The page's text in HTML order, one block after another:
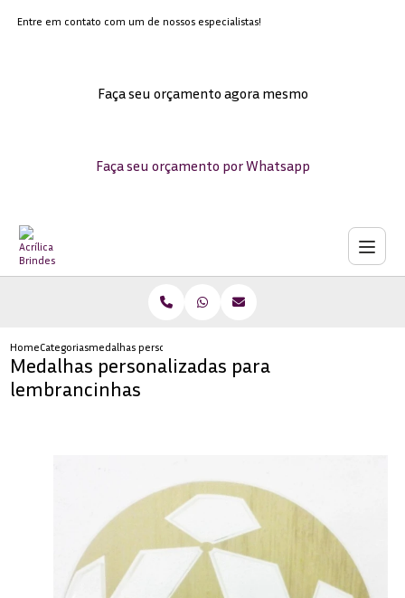
Entre em contato com um de nossos especialistas!
Faça seu orçamento agora mesmo
Faça seu orçamento por Whatsapp
HomeCategoriasmedalhas personalizadas lembrancinhas
Medalhas personalizadas para
lembrancinhas